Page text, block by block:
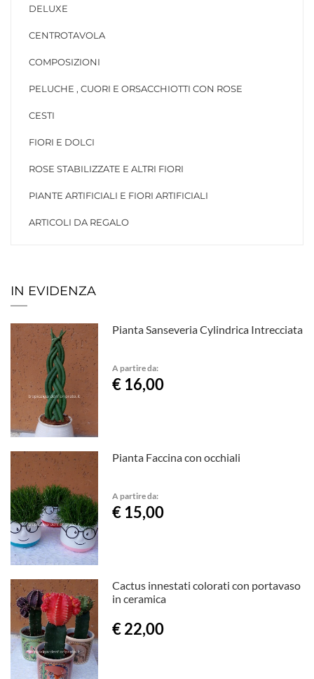
DELUXE
CENTROTAVOLA
COMPOSIZIONI
PELUCHE , CUORI E ORSACCHIOTTI CON ROSE
CESTI
FIORI E DOLCI
ROSE STABILIZZATE E ALTRI FIORI
PIANTE ARTIFICIALI E FIORI ARTIFICIALI
ARTICOLI DA REGALO
IN EVIDENZA
Pianta Sanseveria Cylindrica Intrecciata
A partire da:
€ 16,00
Pianta Faccina con occhiali
A partire da:
€ 15,00
Cactus innestati colorati con portavaso
in ceramica
€ 22,00